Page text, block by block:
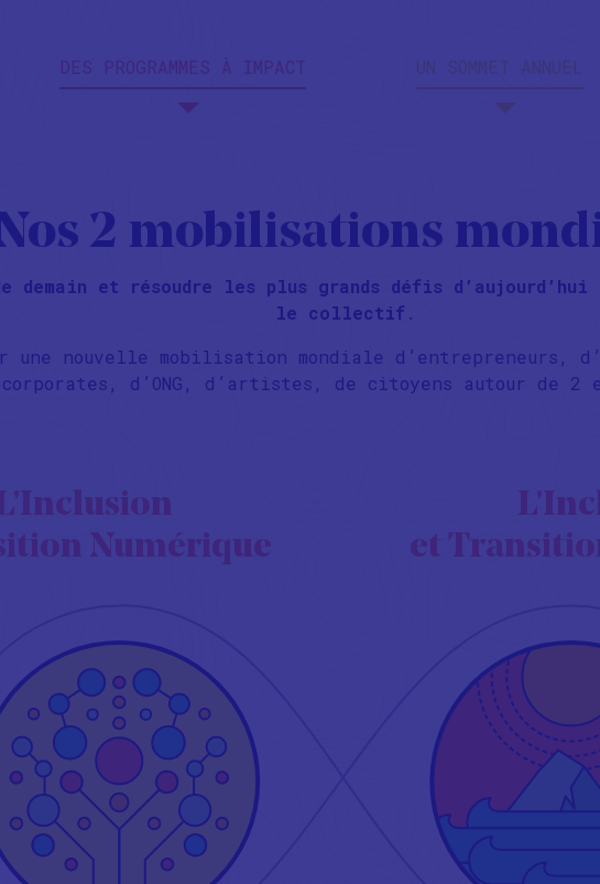
DES PROGRAMMES À IMPACT UN SOMMET ANNUEL
2 mobilisations
demain et résoudre les plus grands défis
le collectif .
une nouvelle mobilisation mondiale d’entrepreneurs,
corporates, d’ONG, d’artistes, de citoyens autour de
Numérique
et